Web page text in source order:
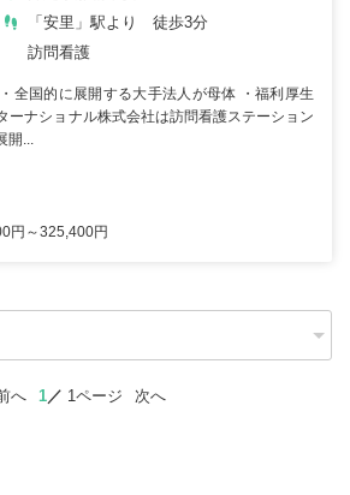
「安里」駅より 徒歩3分
訪問看護
全国的に展開する大手法人が母体 ・福利厚生
ーナショナル株式会社は訪問看護ステーション
開...
円～325,400円
へ 1 1ページ 次へ